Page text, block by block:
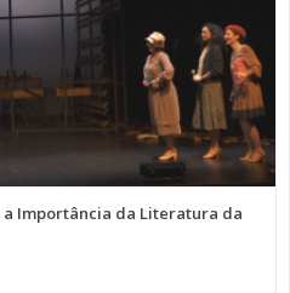
a Importância da Literatura da